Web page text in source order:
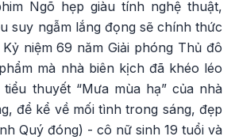
Ngõ hẹp giàu tính nghệ thuật,
suy ngẫm lắng đọng sẽ chính thức
niệm 69 năm Giải phóng Thủ đô
mà nhà biên kịch đã khéo léo
thuyết “Mưa mùa hạ” của nhà
để kể về mối tình trong sáng, đẹp
Quý đóng) - cô nữ sinh 19 tuổi và